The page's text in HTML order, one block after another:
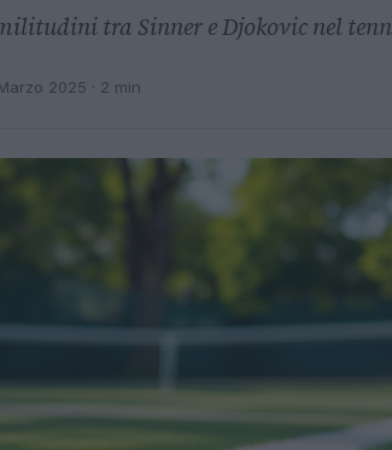
tra Sinner e Djokovic nel
2025 · 2 min